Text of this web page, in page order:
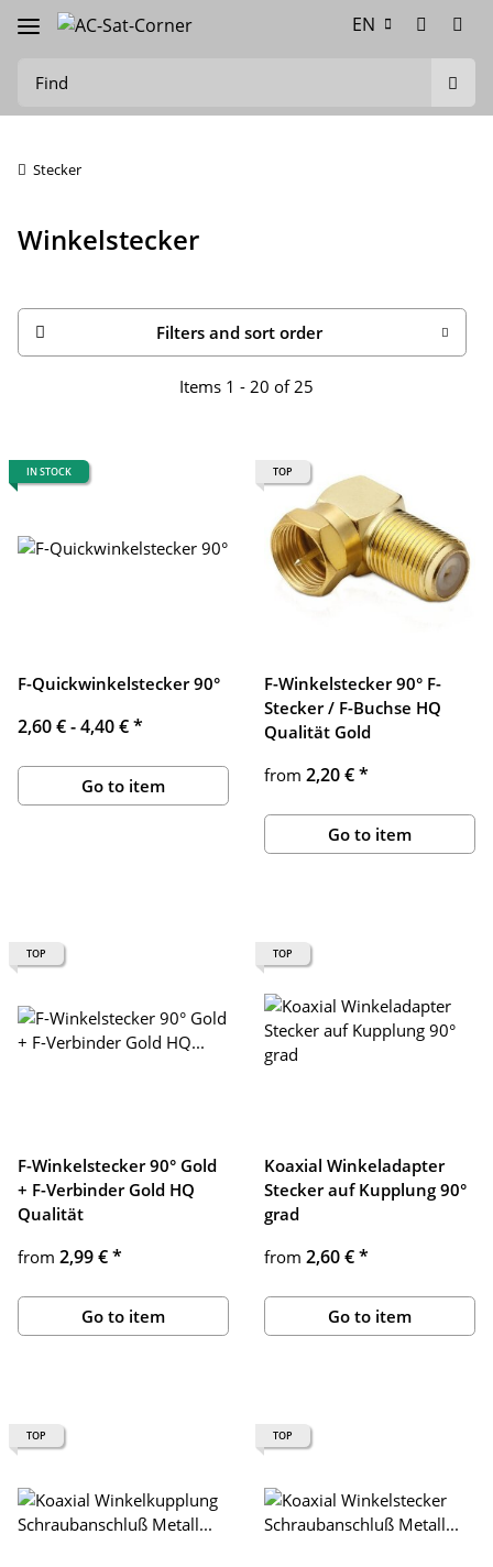
EN
Stecker
Winkelstecker
Filters and sort order
Items 1 - 20 of 25
IN STOCK
F-Quickwinkelstecker 90°
2,60 € -4,40 €*
Go to item
TOP
F-Winkelstecker 90° F-
Stecker / F-Buchse HQ
Qualität Gold
from 2,20 €*
Go to item
TOP
F-Winkelstecker 90° Gold
+ F-Verbinder Gold HQ
Qualität
from 2,99 €*
Go to item
TOP
Koaxial Winkeladapter
Stecker auf Kupplung 90°
grad
from 2,60 €*
Go to item
TOP TOP